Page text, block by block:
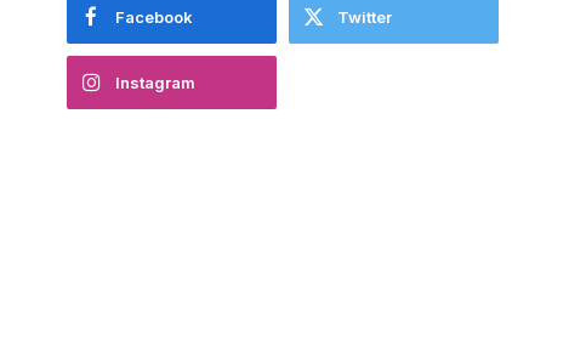
Facebook Twitter
Instagram